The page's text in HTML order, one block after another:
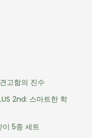
고함의 진수
2nd: 스마트한 학
5종 세트